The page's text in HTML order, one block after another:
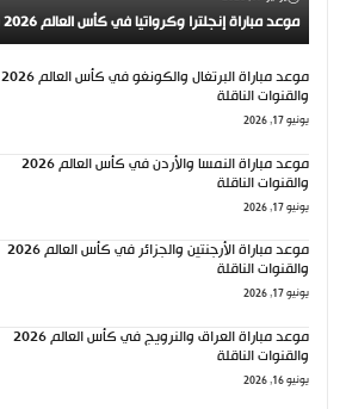
موعد مباراة إنجلترا وكرواتيا في كأس العالم 2026 والقنوات الناقلة
موعد مباراة البرتغال والكونغو في كأس العالم 2026
والقنوات الناقلة
يونيو 17, 2026
موعد مباراة النمسا والأردن في كأس العالم 2026
والقنوات الناقلة
يونيو 17, 2026
موعد مباراة الأرجنتين والجزائر في كأس العالم 2026
والقنوات الناقلة
يونيو 17, 2026
موعد مباراة العراق والنرويج في كأس العالم 2026
والقنوات الناقلة
يونيو 16, 2026